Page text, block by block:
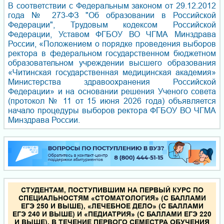
В соответствии с Федеральным законом от 29.12.2012
года № 273-ФЗ "Об образовании в Российской
Федерации", Трудовым кодексом Российской
Федерации, Уставом ФГБОУ ВО ЧГМА Минздрава
России, «Положением о порядке проведения выборов
ректора в федеральном государственном бюджетном
образовательном учреждении высшего образования
«Читинская государственная медицинская академия»
Министерства здравоохранения Российской
Федерации» и на основании решения Ученого совета
(протокол № 11 от 15 июня 2026 года) объявляется
начало процедуры выборов ректора ФГБОУ ВО ЧГМА
Минздрава России.
СТУДЕНТАМ, ПОСТУПИВШИМ НА ПЕРВЫЙ КУРС ПО
СПЕЦИАЛЬНОСТЯМ «СТОМАТОЛОГИЯ» (С БАЛЛАМИ
ЕГЭ 250 И ВЫШЕ), «ЛЕЧЕБНОЕ ДЕЛО» (С БАЛЛАМИ
ЕГЭ 240 И ВЫШЕ) И «ПЕДИАТРИЯ» (С БАЛЛАМИ ЕГЭ 220
И ВЫШЕ), В ТЕЧЕНИЕ ПЕРВОГО СЕМЕСТРА ОБУЧЕНИЯ